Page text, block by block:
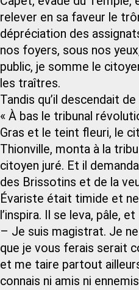
relever en sa faveur le
dépréciation des
nos foyers, sous nos
public, je somme le
les traîtres.
Tandis qu’il descendait
« À bas le tribunal
Gras et le teint fleuri, le
Thionville, monta à la
citoyen juré. Et il
des Brissotins et de la
Évariste était timide et
l’inspira. Il se leva, pâle,
– Je suis magistrat. Je
que je vous ferais serait
et me taire partout
connais ni amis ni